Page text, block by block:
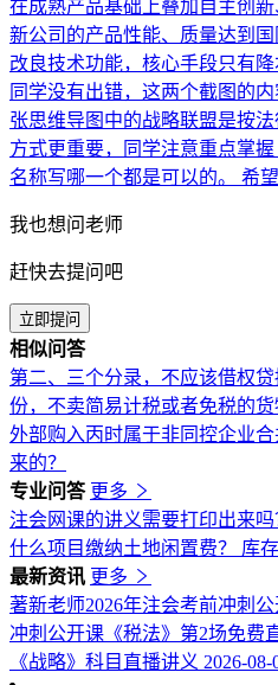
在成熟产品基础上叠加自主创
新公司的产品性能、质量达到
改良技术功能，核心手段只有
同学没有出错，这两个截图的
张思维导图中的战略联盟是按
方式更重要，同学注意重点掌握
名称写哪一个都是可以的。 希
我也想问老师
赶快去提问吧
立即提问
相似问答
第二、三个分录，不应该借权贷
份，不卖简易计税或者免税的
外部购入丙时属于非同控企业
来的？
专业问答 更多
注会网课的讲义需要打印出来
什么项目缴纳土地闲置费？ 库
最新资讯 更多
著新老师2026年注会考前冲刺
冲刺公开课《税法》第2场免费
《战略》科目直播讲义 2026-08-